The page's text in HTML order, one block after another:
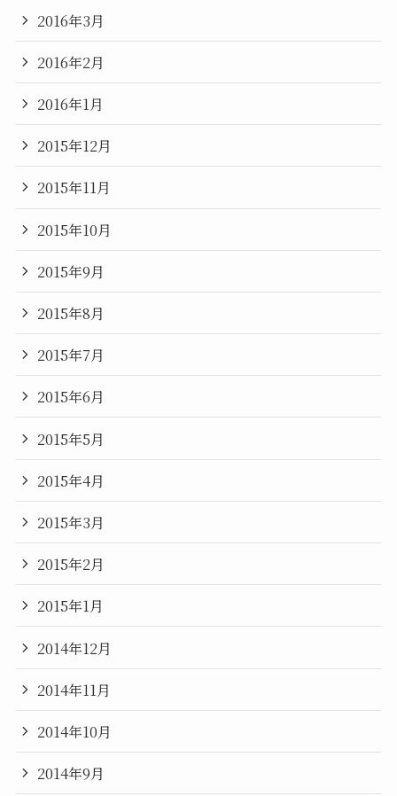
2016年3月
2016年2月
2016年1月
2015年12月
2015年11月
2015年10月
2015年9月
2015年8月
2015年7月
2015年6月
2015年5月
2015年4月
2015年3月
2015年2月
2015年1月
2014年12月
2014年11月
2014年10月
2014年9月